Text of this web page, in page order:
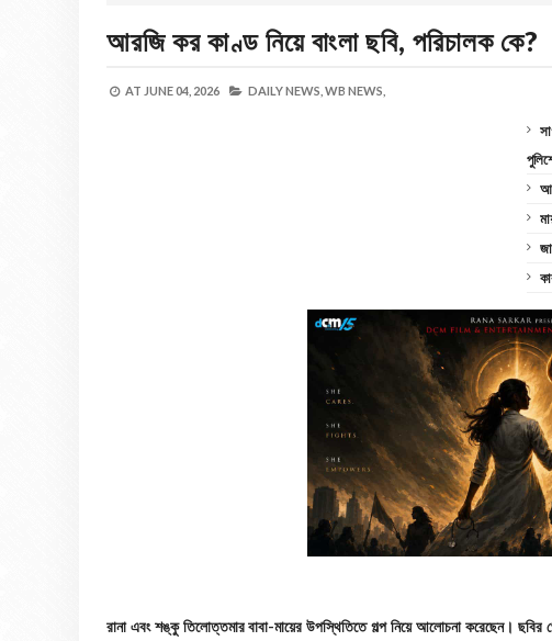
আরজি কর কাণ্ড নিয়ে বাংলা ছবি, পরিচালক কে?
AT JUNE 04, 2026 DAILY NEWS, WB NEWS,
রানা এবং শঙ্কু তিলোত্তমার বাবা-মায়ের উপস্থিতিতে গল্প নিয়ে আলোচনা করেছেন।